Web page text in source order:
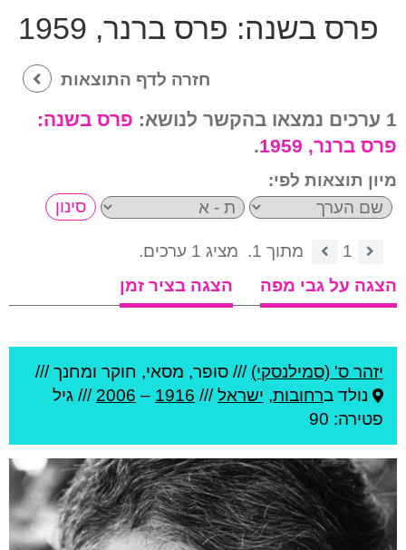
פרס בשנה: פרס ברנר, 1959
חזרה לדף התוצאות
1 ערכים נמצאו בהקשר לנושא:
פרס בשנה:
פרס ברנר, 1959
.
מיון תוצאות לפי:
1 מתוך 1.
מציג 1 ערכים.
הצגה על גבי מפה
הצגה בציר זמן
יזהר ס' (סמילנסקי) /// סופר, מסאי, חוקר ומחנך ///
נולד ברחובות, ישראל///
1916
–
2006 /// גיל
פטירה: 90